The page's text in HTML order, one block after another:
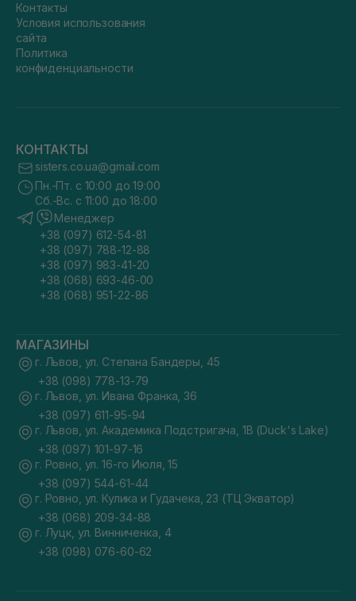
Контакты
Условия использования
сайта
Политика
конфиденциальности
КОНТАКТЫ
sisters.co.ua@gmail.com
Пн.-Пт. с 10:00 до 19:00
Сб.-Вс. с 11:00 до 18:00
Менеджер
+38 (097) 612-54-81
+38 (097) 788-12-88
+38 (097) 983-41-20
+38 (068) 693-46-00
+38 (068) 951-22-86
МАГАЗИНЫ
г. Львов, ул. Степана Бандеры, 45
+38 (098) 778-13-79
г. Львов, ул. Ивана Франка, 36
+38 (097) 611-95-94
г. Львов, ул. Академика Подстригача, 1В (Duck's Lake)
+38 (097) 101-97-16
г. Ровно, ул. 16-го Июля, 15
+38 (097) 544-61-44
г. Ровно, ул. Кулика и Гудачека, 23 (ТЦ Экватор)
+38 (068) 209-34-88
г. Луцк, ул. Винниченка, 4
+38 (098) 076-60-62